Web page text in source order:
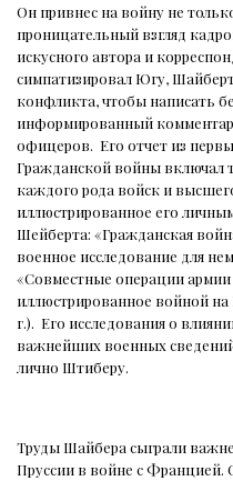
Он привнес на войну не
проницательный взгляд
искусного автора и
симпатизировал Югу,
конфликта, чтобы написать
информированный
офицеров. Его отчет из
Гражданской войны включал
каждого рода войск и
иллюстрированное его
Шейберта: «Гражданская
военное исследование для
«Совместные операции армии
иллюстрированное войной на
г.). Его исследования о
важнейших военных
лично Штиберу.
Труды Шайбера сыграли
Пруссии в войне с Францией.